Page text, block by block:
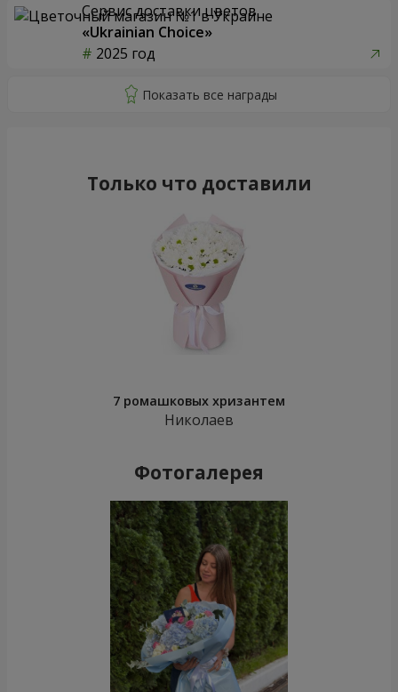
Сервис доставки цветов
«Ukrainian Choice»
2025 год
Только что доставили
7 ромашковых хризантем
Николаев
Фотогалерея